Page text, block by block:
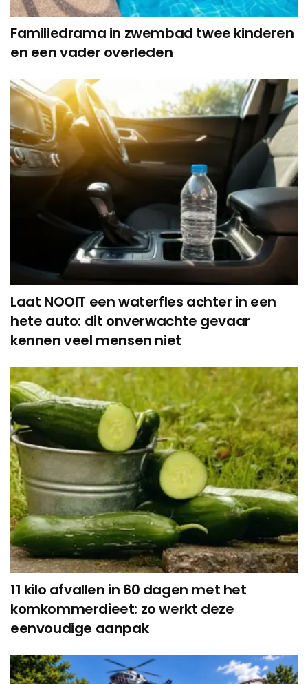
Familiedrama in zwembad twee kinderen
en een vader overleden
Laat NOOIT een waterfles achter in een
hete auto: dit onverwachte gevaar
kennen veel mensen niet
11 kilo afvallen in 60 dagen met het
komkommerdieet: zo werkt deze
eenvoudige aanpak